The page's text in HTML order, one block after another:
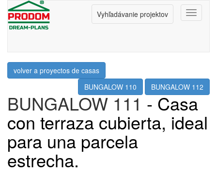
Menu
Vyhľadávanie projektov
volver a proyectos de casas
BUNGALOW 110
BUNGALOW 112
BUNGALOW 111- Casa
con terraza cubierta, ideal
para una parcela
estrecha.